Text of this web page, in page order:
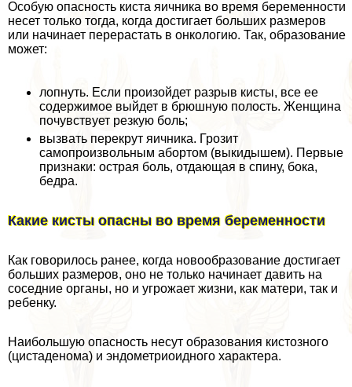
Особую опасность киста яичника во время беременности
несет только тогда, когда достигает больших размеров
или начинает перерастать в oнкoлoгию. Так, образование
может:
лопнуть. Если произойдет разрыв кисты, все ее
содержимое выйдет в брюшную полость. Женщина
почувствует резкую боль;
вызвать перекрут яичника. Грозит
самопроизвольным aбopтом (выкидышем). Первые
признаки: острая боль, отдающая в спину, бока,
бедра.
Какие кисты опасны во время беременности
Как говорилось ранее, когда новообразование достигает
больших размеров, оно не только начинает давить на
соседние органы, но и угрожает жизни, как матери, так и
ребенку.
Наибольшую опасность несут образования кистозного
(цистаденома) и эндометриоидного хаpaктера.